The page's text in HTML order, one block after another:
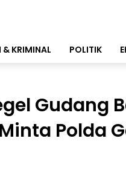
& KRIMINAL POLITIK
Gudang
Polda